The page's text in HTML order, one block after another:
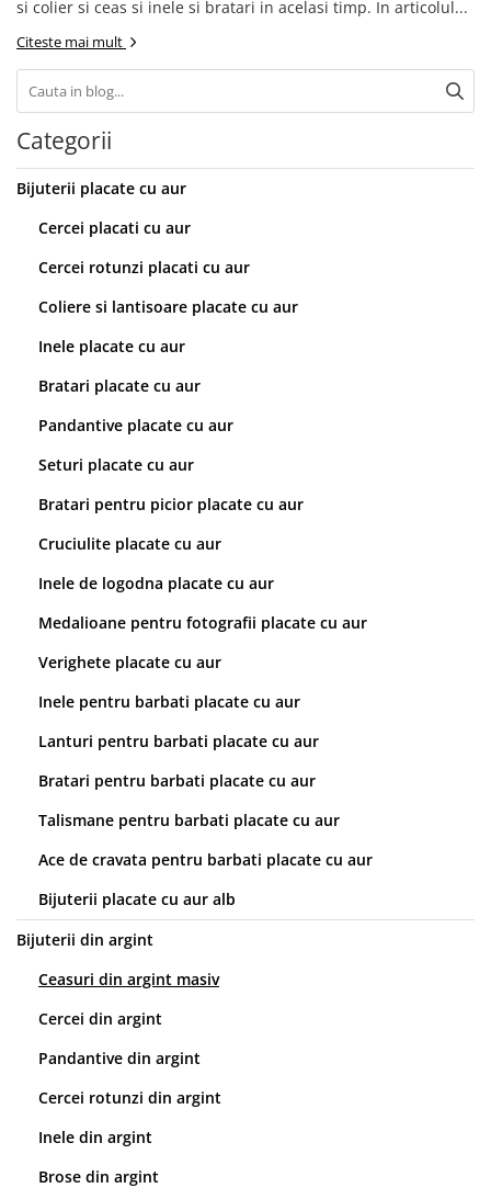
si colier si ceas si inele si bratari in acelasi timp. In articolul...
Citeste mai mult
Categorii
Bijuterii placate cu aur
Cercei placati cu aur
Cercei rotunzi placati cu aur
Coliere si lantisoare placate cu aur
Inele placate cu aur
Bratari placate cu aur
Pandantive placate cu aur
Seturi placate cu aur
Bratari pentru picior placate cu aur
Cruciulite placate cu aur
Inele de logodna placate cu aur
Medalioane pentru fotografii placate cu aur
Verighete placate cu aur
Inele pentru barbati placate cu aur
Lanturi pentru barbati placate cu aur
Bratari pentru barbati placate cu aur
Talismane pentru barbati placate cu aur
Ace de cravata pentru barbati placate cu aur
Bijuterii placate cu aur alb
Bijuterii din argint
Ceasuri din argint masiv
Cercei din argint
Pandantive din argint
Cercei rotunzi din argint
Inele din argint
Brose din argint